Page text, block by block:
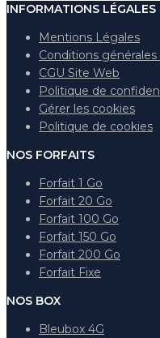
INFORMATIONS LÉGALES
Mentions Légales
Conditions
CGU Site Web
Politique de
Gérer les cookies
Politique de cookies
NOS FORFAITS
Forfait 1 Go
Forfait 20 Go
Forfait 100 Go
Forfait 150 Go
Forfait 200 Go
Forfait Fixe
NOS BOX
Bleubox 4G